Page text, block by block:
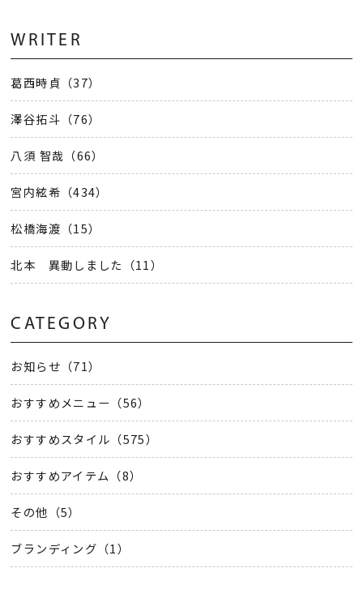
WRITER
葛西時貞（37）
澤谷拓斗（76）
八須 智哉（66）
宮内絃希（434）
松橋海渡（15）
北本 異動しました（11）
CATEGORY
お知らせ（71）
おすすめメニュー（56）
おすすめスタイル（575）
おすすめアイテム（8）
その他（5）
ブランディング（1）